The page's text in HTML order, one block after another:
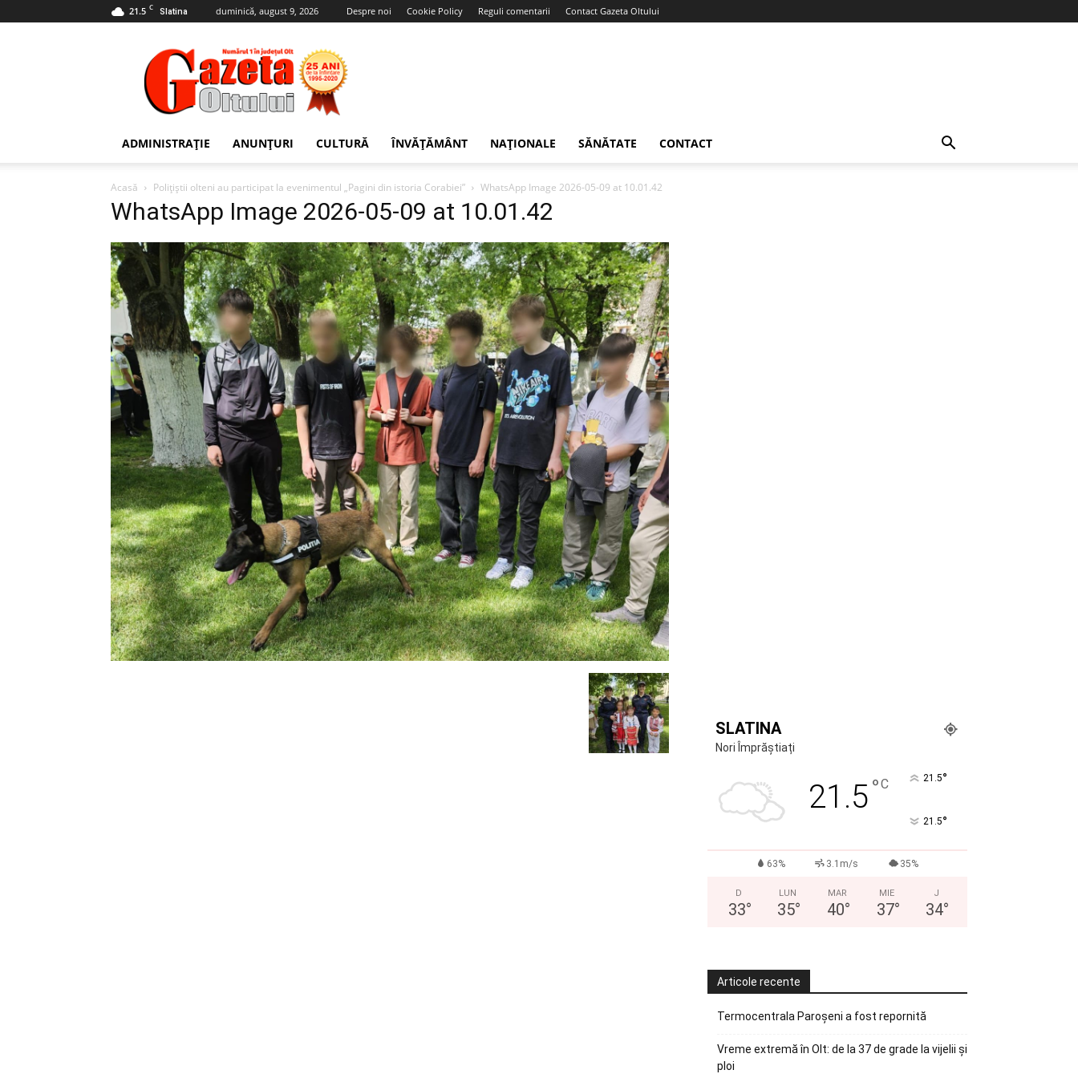
21.5 C Slatina duminică, august 9, 2026 Despre noi Cookie Policy Reguli comentarii Contact Gazeta Oltului
Gazeta
Oltului
ADMINISTRAȚIE ANUNȚURI CULTURĂ ÎNVĂȚĂMÂNT NAȚIONALE SĂNĂTATE CONTACT
Acasă Polițiștii olteni au participat la evenimentul „Pagini din istoria Corabiei” WhatsApp Image 2026-05-09 at 10.01.42
WhatsApp Image 2026-05-09 at 10.01.42
SLATINA
Nori Împrăștiați
21.5°C 21.5°
21.5°
63% 3.1m/s 35%
D
33°
LUN
35°
MAR
40°
MIE
37°
J
34°
Articole recente
Termocentrala Paroșeni a fost repornită
Vreme extremă în Olt: de la 37 de grade la vijelii și
ploi